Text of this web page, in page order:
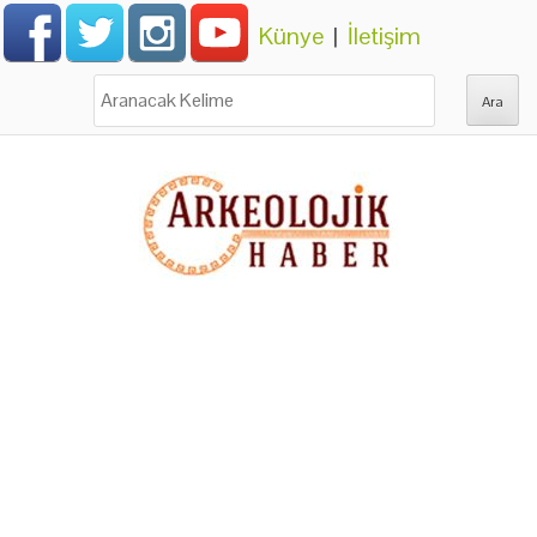
Künye | İletişim